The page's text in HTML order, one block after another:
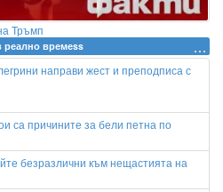
Тръмп
времеss
направи жест и преподписа с
са причините за бели петна по
безразлични към нещастията на